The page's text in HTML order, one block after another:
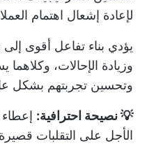
لإعادة إشعال اهتمام
يؤدي بناء تفاعل أقوى إلى
وزيادة الإحالات،
وتحسين تجربتهم بشكل
💡 نصيحة احترافية: إعطاء
الأجل على التقلبات